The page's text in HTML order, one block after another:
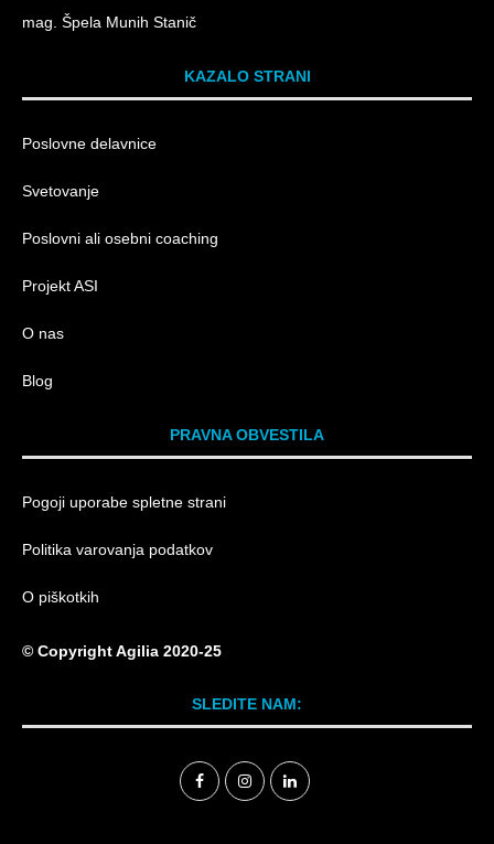
mag. Špela Munih Stanič
KAZALO STRANI
Poslovne delavnice
Svetovanje
Poslovni ali osebni coaching
Projekt ASI
O nas
Blog
PRAVNA OBVESTILA
Pogoji uporabe spletne strani
Politika varovanja podatkov
O piškotkih
© Copyright Agilia 2020-25
SLEDITE NAM: